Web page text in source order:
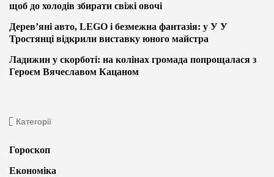
щоб до холодів збирати свіжі овочі
Дерев’яні авто, LEGO і безмежна фантазія: у У У
Тростянці відкрили виставку юного майстра
Ладижин у скорботі: на колінах громада попрощалася з
Героєм Вячеславом Кацаном
Категорії
Гороскоп
Економіка